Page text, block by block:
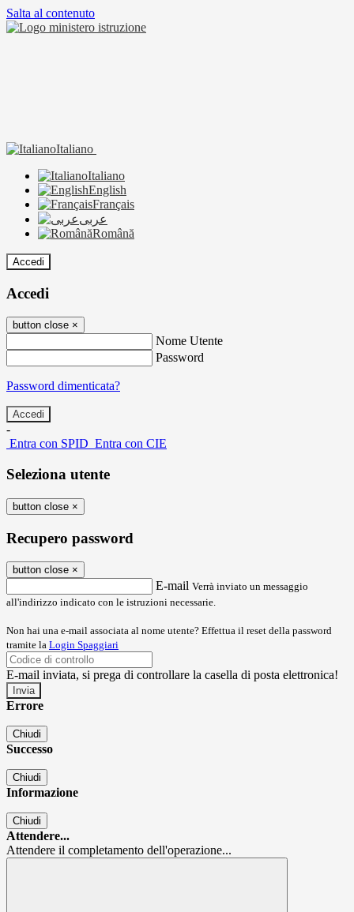
Salta al contenuto
Italiano
Italiano
English
Français
عربى
Română
Accedi
Accedi
button close ×
Nome Utente
Password
Password dimenticata?
-
Entra con SPID Entra con CIE
Seleziona utente
button close ×
Recupero password
button close ×
E-mail Verrà inviato un messaggio
all'indirizzo indicato con le istruzioni necessarie.
Non hai una e-mail associata al nome utente? Effettua il reset della password
tramite la Login Spaggiari
E-mail inviata, si prega di controllare la casella di posta elettronica!
Errore
Chiudi
Successo
Chiudi
Informazione
Chiudi
Attendere...
Attendere il completamento dell'operazione...